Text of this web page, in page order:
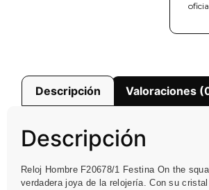
Descripción Valoraciones
Descripción
Reloj Hombre F20678/1 Festina On the
verdadera joya de la relojería. Con su